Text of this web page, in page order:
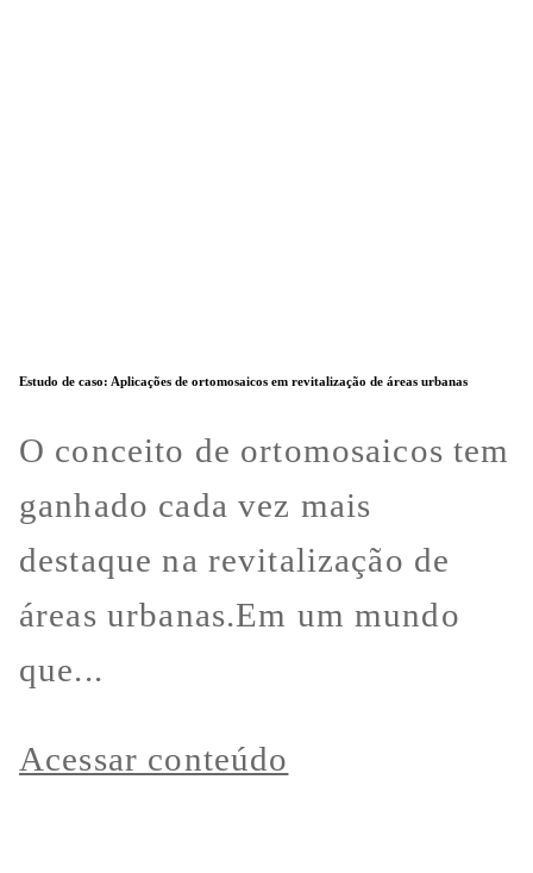
Estudo de caso: Aplicações de ortomosaicos em revitalização de áreas urbanas
O conceito de ortomosaicos tem
ganhado cada vez mais
destaque na revitalização de
áreas urbanas.Em um mundo
que...
Acessar conteúdo